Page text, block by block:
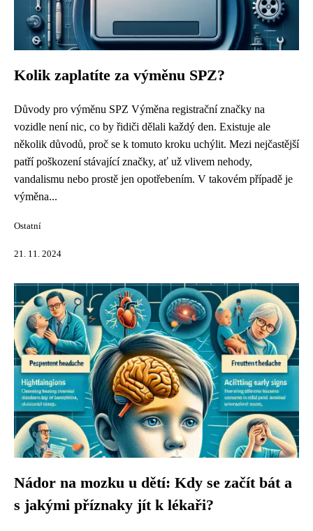
Kolik zaplatíte za výměnu SPZ?
Důvody pro výměnu SPZ Výměna registrační značky na
vozidle není nic, co by řidiči dělali každý den. Existuje ale
několik důvodů, proč se k tomuto kroku uchýlit. Mezi nejčastější
patří poškození stávající značky, ať už vlivem nehody,
vandalismu nebo prostě jen opotřebením. V takovém případě je
výměna...
Ostatní
21. 11. 2024
Nádor na mozku u dětí: Kdy se začít bát a
s jakými příznaky jít k lékaři?